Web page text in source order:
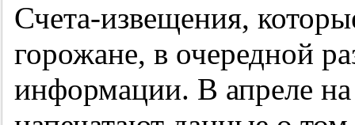
Счета-извещения,
горожане, в очередной
информации. В апреле